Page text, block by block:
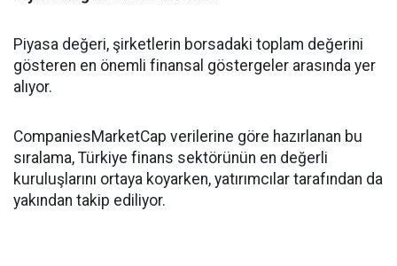
Piyasa değeri, şirketlerin borsadaki toplam değerini
gösteren en önemli finansal göstergeler arasında yer
alıyor.
CompaniesMarketCap verilerine göre hazırlanan bu
sıralama, Türkiye finans sektörünün en değerli
kuruluşlarını ortaya koyarken, yatırımcılar tarafından da
yakından takip ediliyor.